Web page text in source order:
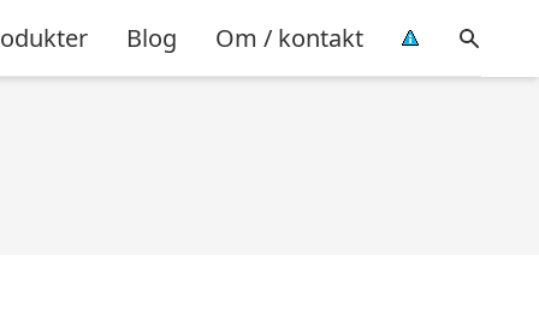
Blog Om / kontakt